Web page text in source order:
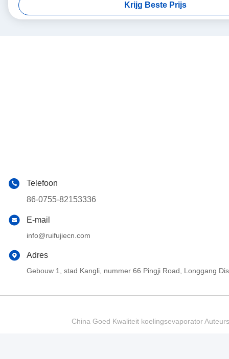
Krijg Beste Prijs
Telefoon
86-0755-82153336
E-mail
info@ruifujiecn.com
Adres
Gebouw 1, stad Kangli, nummer 66 Pingji Road, Longgang
China Goed Kwaliteit koelingsevaporator